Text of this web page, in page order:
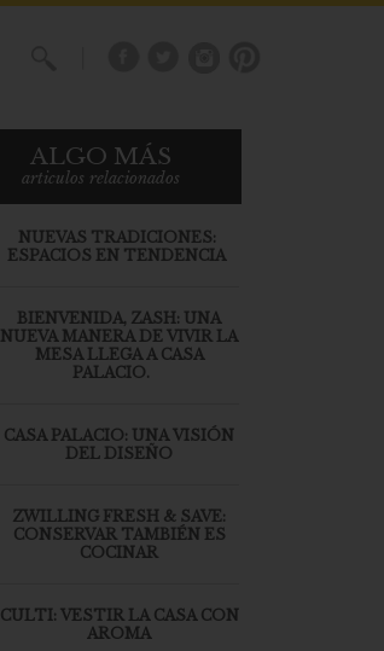
ALGO MÁS
articulos relacionados
NUEVAS TRADICIONES:
ESPACIOS EN TENDENCIA
BIENVENIDA, ZASH: UNA
NUEVA MANERA DE VIVIR LA
MESA LLEGA A CASA
PALACIO.
CASA PALACIO: UNA VISIÓN
DEL DISEÑO
ZWILLING FRESH & SAVE:
CONSERVAR TAMBIÉN ES
COCINAR
CULTI: VESTIR LA CASA CON
AROMA